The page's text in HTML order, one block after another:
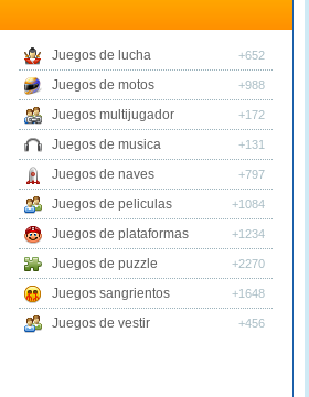
Juegos de lucha +652
Juegos de motos +988
Juegos multijugador +172
Juegos de musica +131
Juegos de naves +797
Juegos de peliculas +1084
Juegos de plataformas +1234
Juegos de puzzle +2270
Juegos sangrientos +1648
Juegos de vestir +456